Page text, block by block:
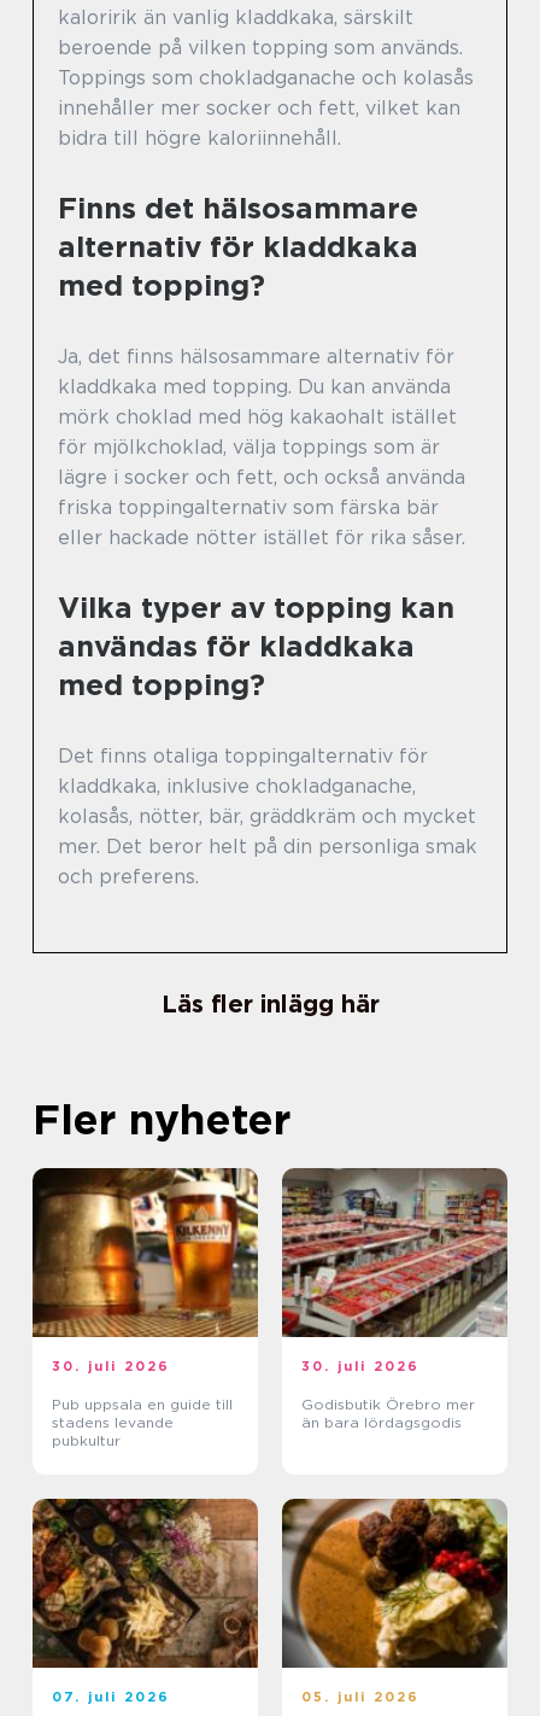
kaloririk än vanlig kladdkaka, särskilt
beroende på vilken topping som används.
Toppings som chokladganache och kolasås
innehåller mer socker och fett, vilket kan
bidra till högre kaloriinnehåll.
Finns det hälsosammare
alternativ för kladdkaka
med topping?
Ja, det finns hälsosammare alternativ för
kladdkaka med topping. Du kan använda
mörk choklad med hög kakaohalt istället
för mjölkchoklad, välja toppings som är
lägre i socker och fett, och också använda
friska toppingalternativ som färska bär
eller hackade nötter istället för rika såser.
Vilka typer av topping kan
användas för kladdkaka
med topping?
Det finns otaliga toppingalternativ för
kladdkaka, inklusive chokladganache,
kolasås, nötter, bär, gräddkräm och mycket
mer. Det beror helt på din personliga smak
och preferens.
Läs fler inlägg här
Fler nyheter
30. juli 2026
Pub uppsala en guide till
stadens levande
pubkultur
30. juli 2026
Godisbutik Örebro mer
än bara lördagsgodis
07. juli 2026 05. juli 2026